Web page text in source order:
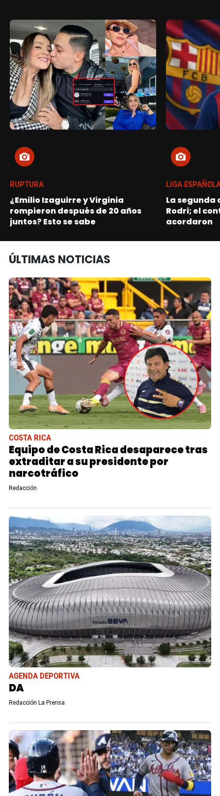
RUPTURA
¿Emilio Izaguirre y Virginia
rompieron después de 20 años
juntos? Esto se sabe
LIGA
La
Rodri; el
acordaron
ÚLTIMAS NOTICIAS
COSTA RICA
Equipo de Costa Rica desaparece tras
extraditar a su presidente por
narcotráfico
Redacción
AGENDA DEPORTIVA
DA
Redacción La Prensa